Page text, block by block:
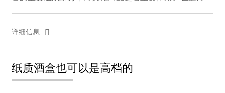
面，食品包装的最佳颜色是什么？食品的包装颜色应具有
以下特点：（1）就行业而言，食品行业通常选择鹅黄和
详细信息
纸质酒盒也可以是高档的